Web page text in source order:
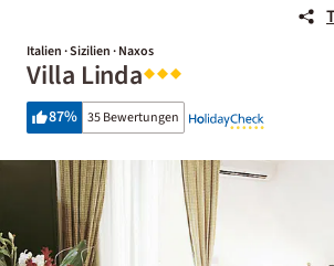
Italien · Sizilien · Naxos
Villa Linda
87% 35 Bewertungen